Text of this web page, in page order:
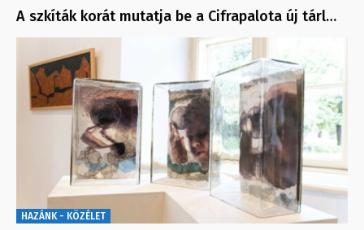
A szkíták korát mutatja be a Cifrapalota új tárl…
HAZÁNK - KÖZÉLET